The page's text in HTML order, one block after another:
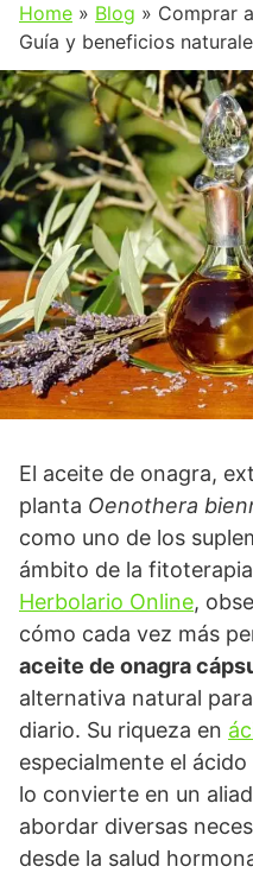
Home » Blog » Comprar
Guía y beneficios
El aceite de onagra,
planta Oenothera
como uno de los
ámbito de la
Herbolario Online,
cómo cada vez más
aceite de onagra
alternativa natural
diario. Su riqueza en
especialmente el
lo convierte en un
abordar diversas
desde la salud